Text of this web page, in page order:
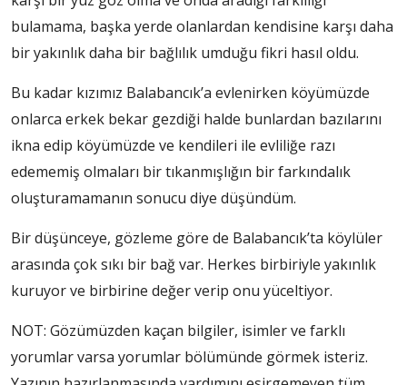
bulamama, başka yerde olanlardan kendisine karşı daha
bir yakınlık daha bir bağlılık umduğu fikri hasıl oldu.
Bu kadar kızımız Balabancık’a evlenirken köyümüzde
onlarca erkek bekar gezdiği halde bunlardan bazılarını
ikna edip köyümüzde ve kendileri ile evliliğe razı
edememiş olmaları bir tıkanmışlığın bir farkındalık
oluşturamamanın sonucu diye düşündüm.
Bir düşünceye, gözleme göre de Balabancık’ta köylüler
arasında çok sıkı bir bağ var. Herkes birbiriyle yakınlık
kuruyor ve birbirine değer verip onu yüceltiyor.
NOT: Gözümüzden kaçan bilgiler, isimler ve farklı
yorumlar varsa yorumlar bölümünde görmek isteriz.